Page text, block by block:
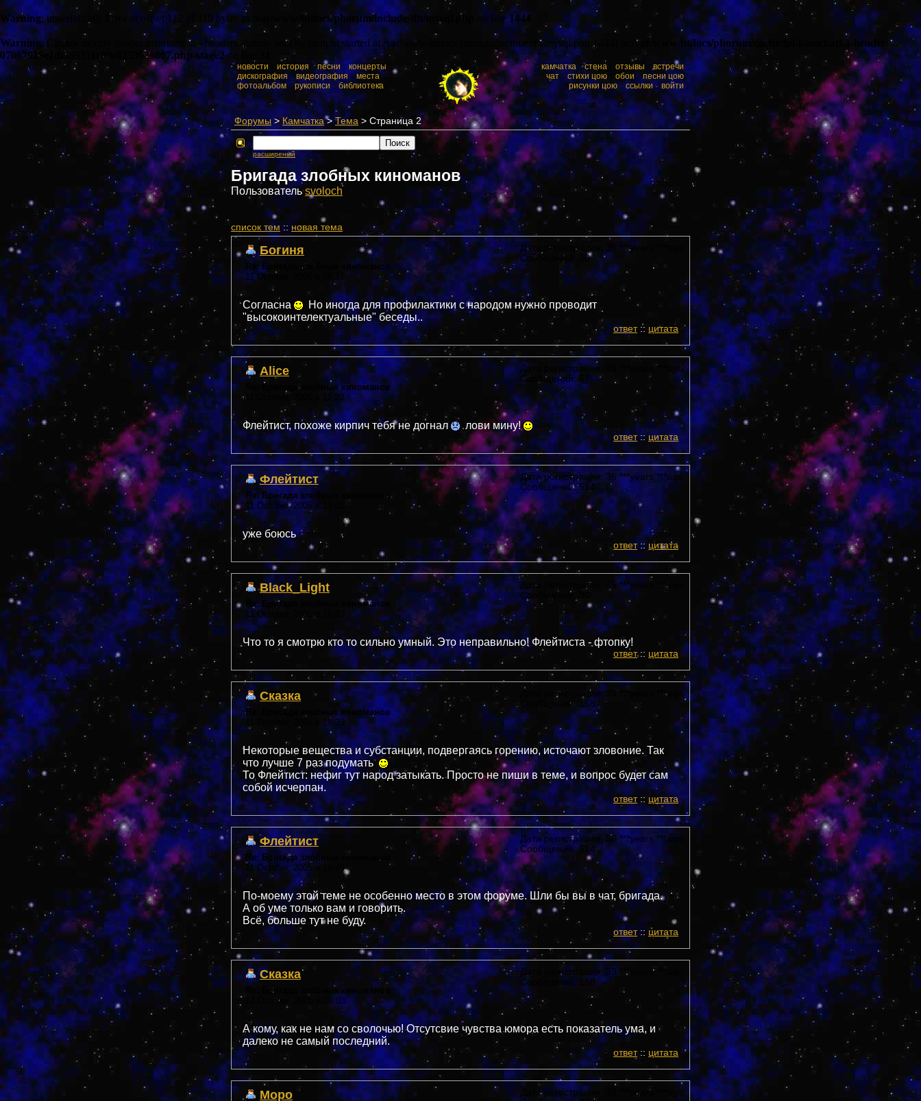
Warning: unserialize(): Error at offset 112 of 119 bytes in /var/www/htdocs/phorum/include/db/mysql.php on line1444
Warning: Cannot modify header information - headers already sent by (output started at /var/www/htdocs/phorum/include/db/mysql.php:1444) in
/var/www/htdocs/phorum/cache/tpl-kamchatka-header-
07067919e1df595311c09c6253629807.php-stage2on line
::новости история ::песни:: концерты
:: дискография::видеография::места::
::фотоальбом::рукописи :: библиотека
:: камчатка::стена отзывы ::встречи::
чат:: стихи цою обои ::песни цою::
:: рисунки цою::ссылки:: войти::
Форумы > Камчатка>Тема > Страница 2
расширеный
Бригада злобных киноманов
Пользователь svоloch
cписок тем :: новая тема
Богиня
Re: Бригада злобных киноманов
11 October, 2005 в 06:17
Дата регистрации: 35 ***years ***ago
Сообщений: 20
Согласна
Но иногда для профилактики с народом нужно проводит
"высокоинтелектуальные" беседы..
ответ:: цитата
Alice
Re: Бригада злобных киноманов
11 October, 2005 в 11:23
Дата регистрации: 38 ***years ***ago
Сообщений: 57
Флейтист, похоже кирпич тебя не догнал лови мину!
ответ:: цитата
Флейтист
Re: Бригада злобных киноманов
11 October, 2005 в 15:05
Дата регистрации: 36 ***years ***ago
Сообщений: 514
уже боюсь
ответ:: цитата
Black_Light
Re: Бригада злобных киноманов
11 October, 2005 в 16:02
Дата регистрации: 35 ***years ***ago
Сообщений: 30
Что то я смотрю кто то сильно умный. Это неправильно! Флейтиста - фтопку!
ответ:: цитата
Сказка
Re: Бригада злобных киноманов
11 October, 2005 в 18:39
Дата регистрации: 39 ***years ***ago
Сообщений: 158
Некоторые вещества и субстанции, подвергаясь горению, источают зловоние. Так
что лучше 7 раз подумать
То Флейтист: нефиг тут народ затыкать. Просто не пиши в теме, и вопрос будет сам
собой исчерпан.
ответ:: цитата
Флейтист
Re: Бригада злобных киноманов
11 October, 2005 в 19:49
Дата регистрации: 36 ***years ***ago
Сообщений: 514
По-моему этой теме не особенно место в этом форуме. Шли бы вы в чат, бригада.
А об уме только вам и говорить.
Всё, больше тут не буду.
ответ:: цитата
Сказка
Re: Бригада злобных киноманов
12 October, 2005 в 06:03
Дата регистрации: 39 ***years ***ago
Сообщений: 158
А кому, как не нам со сволочью! Отсутсвие чувства юмора есть показатель ума, и
далеко не самый последний.
ответ:: цитата
Моро
Дата регистрации: 38 ***years ***ago